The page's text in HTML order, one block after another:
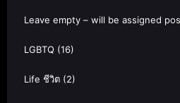
Leave empty – will be assigned
LGBTQ (16)
Life ชีวิต (2)